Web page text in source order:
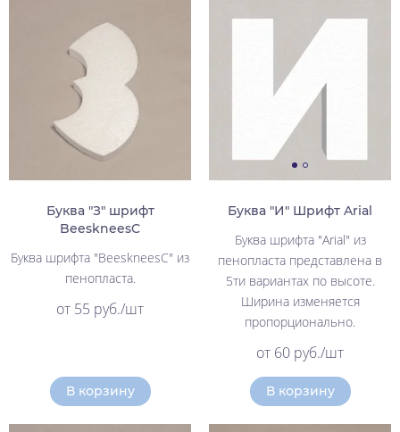
Буква "З" шрифт
BeeskneesC
Буква шрифта "BeeskneesC" из
пенопласта.
от 55 руб./шт
В корзину
Буква "И" Шрифт Arial
Буква шрифта "Arial" из
пенопласта представлена в
5ти вариантах по высоте.
Ширина изменяется
пропорционально.
от 60 руб./шт
В корзину